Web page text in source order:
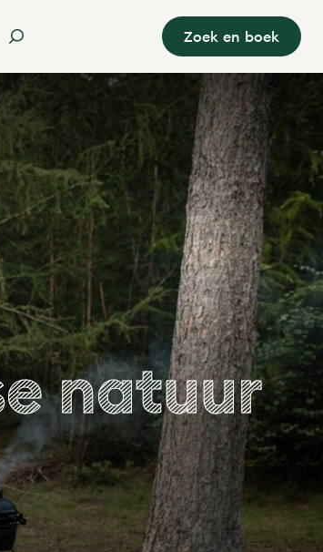
Zoek en boek
natuur